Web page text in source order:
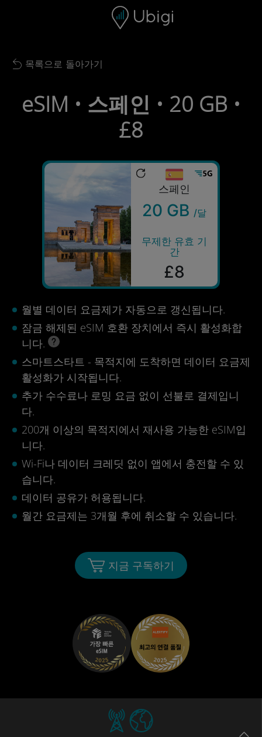
내비게이션 바 하단
Back to list
목록으로 돌아가기
eSIM • 스페인 • 20 GB •
£8
스페인
20 GB /달
무제한 유효 기
간
£8
월별 데이터 요금제가 자동으로 갱신됩니다.
잠금 해제된 eSIM 호환 장치에서 즉시 활성화합
니다.
스마트스타트 - 목적지에 도착하면 데이터 요금제
활성화가 시작됩니다.
추가 수수료나 로밍 요금 없이 선불로 결제입니
다.
200개 이상의 목적지에서 재사용 가능한 eSIM입
니다.
Wi-Fi나 데이터 크레딧 없이 앱에서 충전할 수 있
습니다.
데이터 공유가 허용됩니다.
월간 요금제는 3개월 후에 취소할 수 있습니다.
지금 구독하기